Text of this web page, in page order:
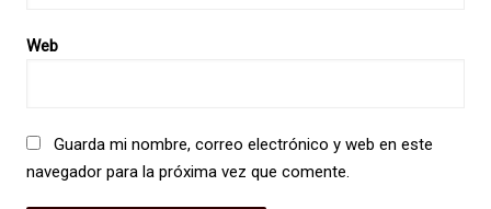
Web
Guarda mi nombre, correo electrónico y web en este
navegador para la próxima vez que comente.